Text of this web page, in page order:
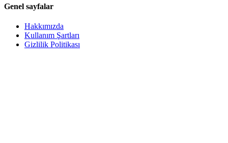
Genel sayfalar
Hakkımızda
Kullanım Şartları
Gizlilik Politikası